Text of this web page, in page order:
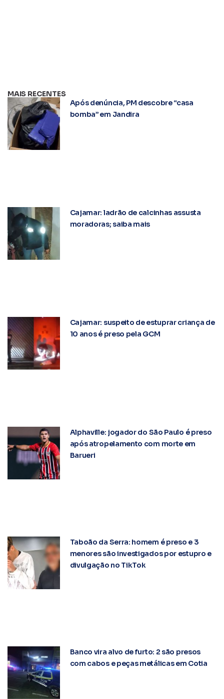
MAIS RECENTES
Após denúncia, PM descobre “casa
bomba” em Jandira
Cajamar: ladrão de calcinhas assusta
moradoras; saiba mais
Cajamar: suspeito de estuprar criança de
10 anos é preso pela GCM
Alphaville: jogador do São Paulo é preso
após atropelamento com morte em
Barueri
Taboão da Serra: homem é preso e 3
menores são investigados por estupro e
divulgação no TikTok
Banco vira alvo de furto: 2 são presos
com cabos e peças metálicas em Cotia